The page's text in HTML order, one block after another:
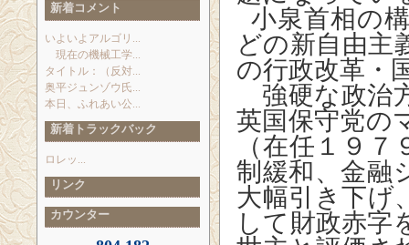
小泉首相の
どの新自由主
の行政改革・
強硬な政治
英国保守党の
（在任１９
制緩和、金融
大幅引き下げ
して財政赤字
新着コメント
いよいよアルゴリ...
現在の機械工学...
タイトル：（反対...
奥平ジュンゾウ氏...
本日、ふれあい公...
新着トラックバック
ロレッ...
リンク
カウンター